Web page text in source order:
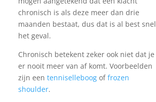
chronisch is als deze meer dan drie
maanden bestaat, dus dat is al best snel
het geval.
Chronisch betekent zeker ook niet dat je
er nooit meer van af komt. Voorbeelden
zijn een tenniselleboogoffrozen
shoulder.